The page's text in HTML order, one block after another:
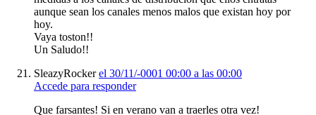
aunque sean los canales menos malos que existan hoy por
hoy.
Vaya toston!!
Un Saludo!!
SleazyRocker el 30/11/-0001 00:00 a las 00:00
Accede para responder
Que farsantes! Si en verano van a traerles otra vez!